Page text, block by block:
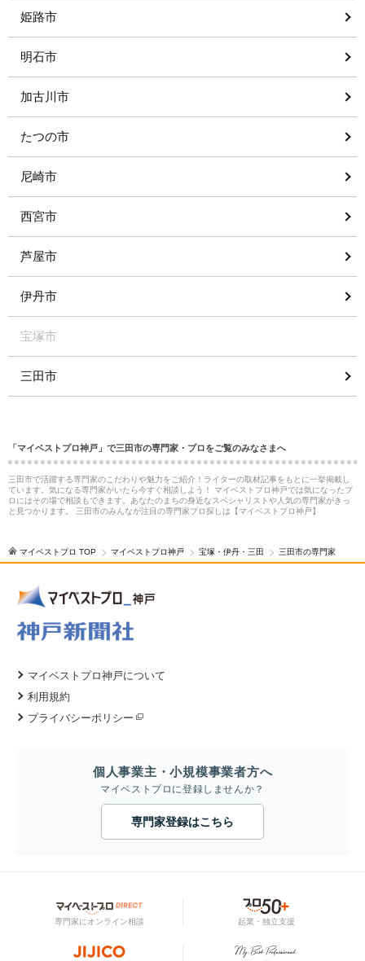
姫路市
明石市
加古川市
たつの市
尼崎市
西宮市
芦屋市
伊丹市
宝塚市
三田市
「マイベストプロ神戸」で三田市の専門家・プロをご覧のみなさまへ
三田市で活躍する専門家のこだわりや魅力をご紹介！ライターの取材記事をもとに一挙掲載し
ています。気になる専門家がいたら今すぐ相談しよう！ マイベストプロ神戸では気になったプ
ロにはその場で相談もできます。あなたのまちの身近なスペシャリストや人気の専門家がきっ
と見つかります。 三田市のみんなが注目の専門家プロ探しは【マイベストプロ神戸】
マイベストプロ TOP マイベストプロ神戸 宝塚・伊丹・三田 三田市の専門家
マイベストプロ神戸について
利用規約
プライバシーポリシー
個人事業主・小規模事業者方へ
マイベストプロに登録しませんか？
専門家登録はこちら
専門家にオンライン相談 起業・独立支援